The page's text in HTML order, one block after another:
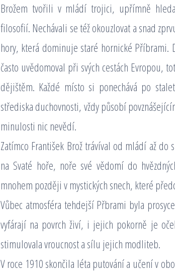
Brožem tvořili v mládí trojici, upřímně
filosofií. Nechávali se též okouzlovat a snad
hory, která dominuje staré hornické
často uvědomoval při svých cestách Evropou,
dějištěm. Každé místo si ponechává po
střediska duchovnosti, vždy působí
minulosti nic nevědí.
Zatímco František Brož trávíval od mládí až
na Svaté hoře, noře své vědomí do
mnohem později v mystických snech, které
Vůbec atmosféra tehdejší Přbrami byla
vyfárají na povrch živí, i jejich pokorně je
stimulovala vroucnost a sílu jejich modliteb.
V roce 1910 skončila léta putování a učení v